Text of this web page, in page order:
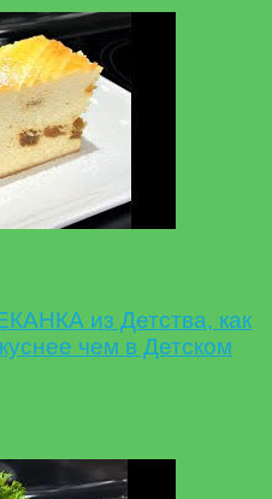
из Детства, как
чем в Детском